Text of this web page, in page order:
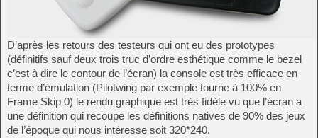
D’après les retours des testeurs qui ont eu des prototypes
(définitifs sauf deux trois truc d’ordre esthétique comme le bezel
c’est à dire le contour de l’écran) la console est très efficace en
terme d’émulation (Pilotwing par exemple tourne à 100% en
Frame Skip 0) le rendu graphique est très fidèle vu que l’écran a
une définition qui recoupe les définitions natives de 90% des jeux
de l’époque qui nous intéresse soit 320*240.